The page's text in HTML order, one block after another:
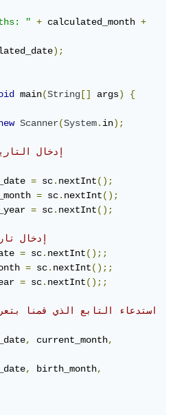
"
+ calculated_month +
calculated_date
);
main(String [] args) {
new Scanner(System.in);
// إدخال
= sc.nextInt();
= sc.nextInt();
= sc.nextInt();
//إدخال
= sc.nextInt();;
= sc.nextInt();;
= sc.nextInt();;
, current_month,
birth_date
, birth_month,